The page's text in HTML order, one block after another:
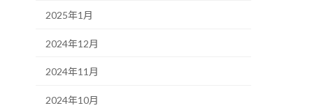
2025年1月
2024年12月
2024年11月
2024年10月